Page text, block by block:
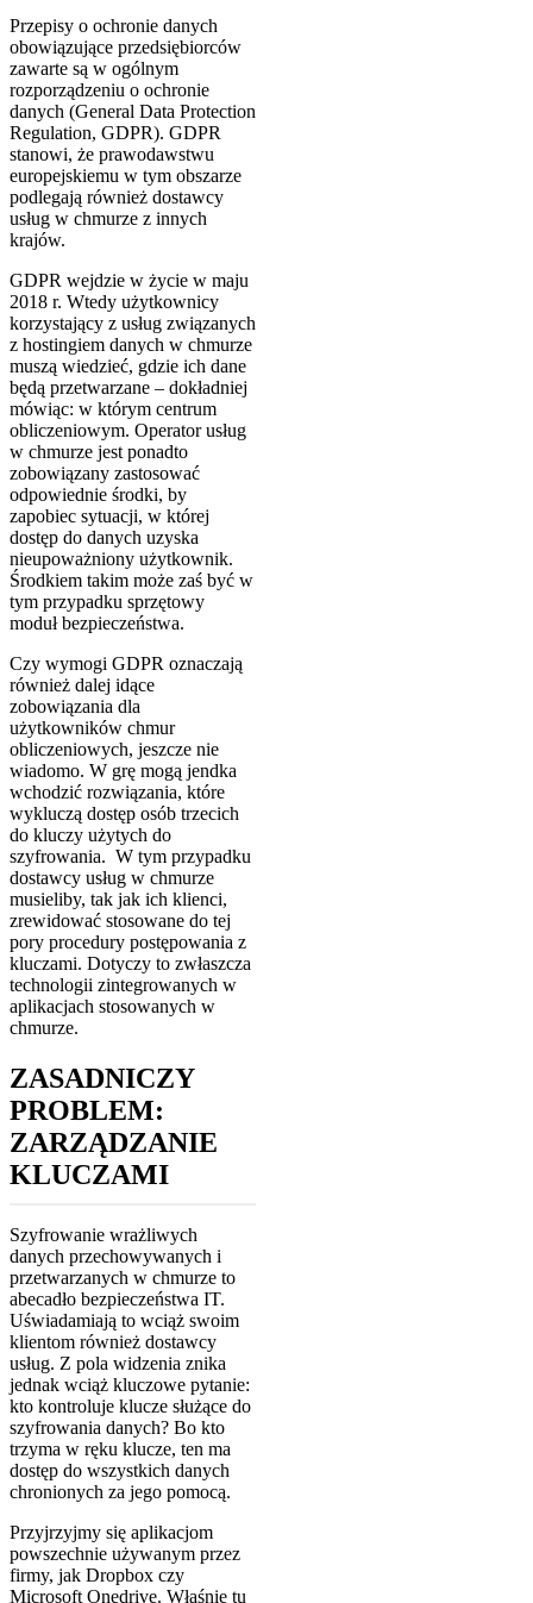
Przepisy o ochronie danych
obowiązujące przedsiębiorców
zawarte są w ogólnym
rozporządzeniu o ochronie
danych (General Data Protection
Regulation, GDPR). GDPR
stanowi, że prawodawstwu
europejskiemu w tym obszarze
podlegają również dostawcy
usług w chmurze z innych
krajów.
GDPR wejdzie w życie w maju
2018 r. Wtedy użytkownicy
korzystający z usług związanych
z hostingiem danych w chmurze
muszą wiedzieć, gdzie ich dane
będą przetwarzane – dokładniej
mówiąc: w którym centrum
obliczeniowym. Operator usług
w chmurze jest ponadto
zobowiązany zastosować
odpowiednie środki, by
zapobiec sytuacji, w której
dostęp do danych uzyska
nieupoważniony użytkownik.
Środkiem takim może zaś być w
tym przypadku sprzętowy
moduł bezpieczeństwa.
Czy wymogi GDPR oznaczają
również dalej idące
zobowiązania dla
użytkowników chmur
obliczeniowych, jeszcze nie
wiadomo. W grę mogą jendka
wchodzić rozwiązania, które
wykluczą dostęp osób trzecich
do kluczy użytych do
szyfrowania. W tym przypadku
dostawcy usług w chmurze
musieliby, tak jak ich klienci,
zrewidować stosowane do tej
pory procedury postępowania z
kluczami. Dotyczy to zwłaszcza
technologii zintegrowanych w
aplikacjach stosowanych w
chmurze.
ZASADNICZY
PROBLEM:
ZARZĄDZANIE
KLUCZAMI
Szyfrowanie wrażliwych
danych przechowywanych i
przetwarzanych w chmurze to
abecadło bezpieczeństwa IT.
Uświadamiają to wciąż swoim
klientom również dostawcy
usług. Z pola widzenia znika
jednak wciąż kluczowe pytanie:
kto kontroluje klucze służące do
szyfrowania danych? Bo kto
trzyma w ręku klucze, ten ma
dostęp do wszystkich danych
chronionych za jego pomocą.
Przyjrzyjmy się aplikacjom
powszechnie używanym przez
firmy, jak Dropbox czy
Microsoft Onedrive. Właśnie tu